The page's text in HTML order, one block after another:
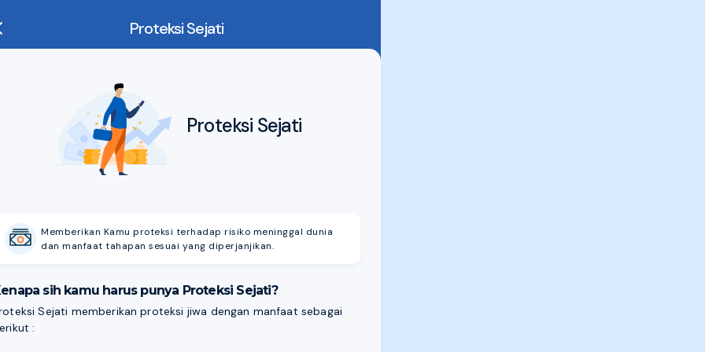
Proteksi Sejati
Proteksi Sejati
Memberikan Kamu proteksi terhadap risiko meninggal dunia
dan manfaat tahapan sesuai yang diperjanjikan.
sih kamu harus punya Proteksi Sejati?
Sejati memberikan proteksi jiwa dengan manfaat sebagai
: